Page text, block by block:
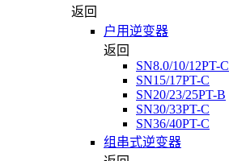
返回
户用逆变器
返回
SN8.0/10/12PT-C
SN15/17PT-C
SN20/23/25PT-B
SN30/33PT-C
SN36/40PT-C
组串式逆变器